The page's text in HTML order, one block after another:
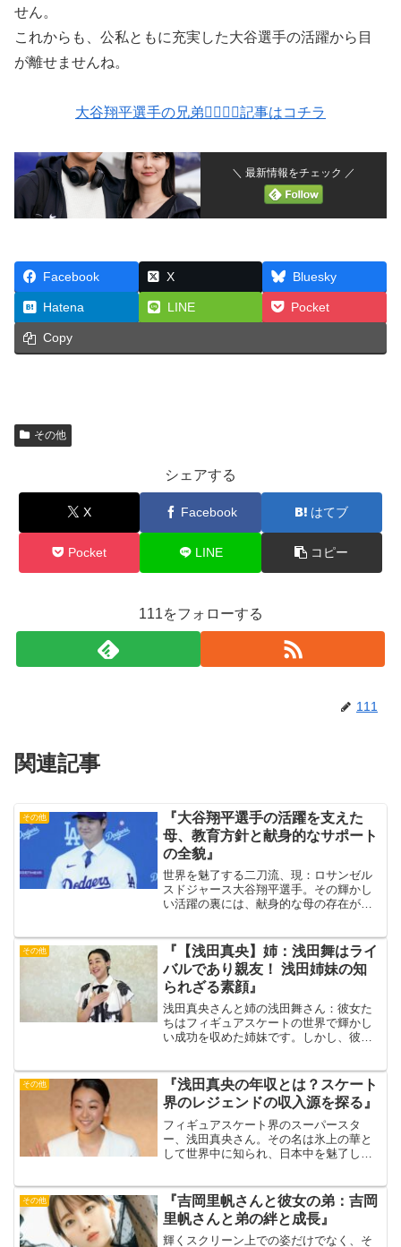
せん。
これからも、公私ともに充実した大谷選手の活躍から目
が離せませんね。
大谷翔平選手の兄弟💁‍♂️💁‍♀️記事はコチラ
＼ 最新情報をチェック ／
Facebook X Bluesky
Hatena LINE Pocket
Copy
その他
シェアする
X Facebook はてブ
Pocket LINE コピー
111をフォローする
111
関連記事
その他
『大谷翔平選手の活躍を支えた
母、教育方針と献身的なサポート
の全貌』
世界を魅了する二刀流、現：ロサンゼル
スドジャース大谷翔平選手。その輝かし
い活躍の裏には、献身的な母の存在があ
ート。大谷選手を育てた母の愛と知られ
ざる努力に迫ります。出典...
その他
『【浅田真央】姉：浅田舞はライ
バルであり親友！ 浅田姉妹の知
られざる素顔』
浅田真央さんと姉の浅田舞さん：彼女た
ちはフィギュアスケートの世界で輝かし
い成功を収めた姉妹です。しかし、彼女
ライバルでありながら、彼女たちの間に
は深い親友としての絆があ...
その他
『浅田真央の年収とは？スケート
界のレジェンドの収入源を探る』
フィギュアスケート界のスーパースタ
ー、浅田真央さん。その名は氷上の華と
して世界中に知られ、日本中を魅了して
まざまな形でその輝きを放ち続けていま
す。この記事では、浅田真央...
その他
『吉岡里帆さんと彼女の弟：吉岡
里帆さんと弟の絆と成長』
輝くスクリーン上での姿だけでなく、そ